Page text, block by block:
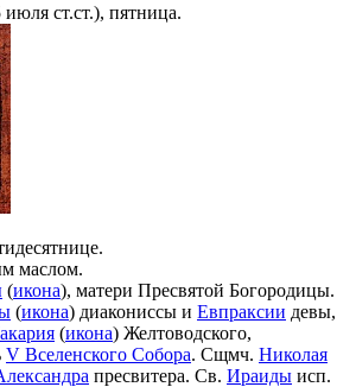
июля ст.ст.), пятница.
маслом.
(икона), матери Пресвятой Богородицы.
(икона) диакониссы и Евпраксии девы,
(икона) Желтоводского,
V Вселенского Собора. Сщмч. Николая
пресвитера. Св. Ираиды исп.